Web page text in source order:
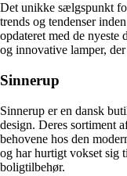
Det unikke sælgspunkt
trends og tendenser
opdateret med de
og innovative lamper,
Sinnerup
Sinnerup er en dansk
design. Deres sortiment
behovene hos den
og har hurtigt vokset sig
boligtilbehør.